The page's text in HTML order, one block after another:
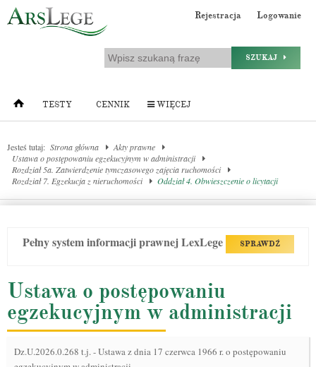
Rejestracja Logowanie
SZUKAJ
TESTY CENNIK WIĘCEJ
Jesteś tutaj: Strona główna
Akty prawne
Ustawa o postępowaniu egzekucyjnym w administracji
Rozdział 5a. Zatwierdzenie tymczasowego zajęcia ruchomości
Rozdział 7. Egzekucja z nieruchomości
Oddział 4. Obwieszczenie o licytacji
Pełny system informacji prawnej LexLege SPRAWDŹ
Ustawa o postępowaniu
egzekucyjnym w administracji
Dz.U.2026.0.268 t.j.-Ustawa z dnia 17 czerwca 1966 r. o postępowaniu